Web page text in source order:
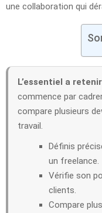
une collaboration qui
L’essentiel a
commence par
compare plusieurs
travail.
Définis
un freelance.
Vérifie son
clients.
Compare